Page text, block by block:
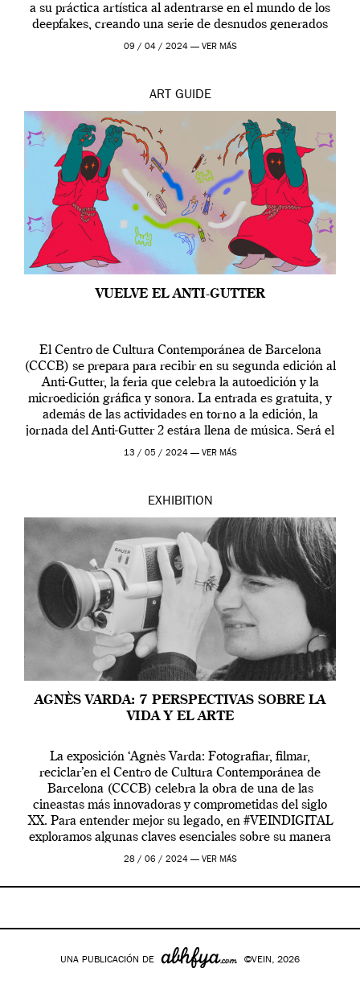
a su práctica artística al adentrarse en el mundo de los
deepfakes, creando una serie de desnudos generados
por […]
09 / 04 / 2024 — VER MÁS
ART GUIDE
VUELVE EL ANTI-GUTTER
El Centro de Cultura Contemporánea de Barcelona
(CCCB) se prepara para recibir en su segunda edición al
Anti-Gutter, la feria que celebra la autoedición y la
microedición gráfica y sonora. La entrada es gratuita, y
además de las actividades en torno a la edición, la
jornada del Anti-Gutter 2 estára llena de música. Será el
[…]
13 / 05 / 2024 — VER MÁS
EXHIBITION
AGNÈS VARDA: 7 PERSPECTIVAS SOBRE LA
VIDA Y EL ARTE
La exposición ‘Agnès Varda: Fotografiar, filmar,
reciclar’en el Centro de Cultura Contemporánea de
Barcelona (CCCB) celebra la obra de una de las
cineastas más innovadoras y comprometidas del siglo
XX. Para entender mejor su legado, en #VEINDIGITAL
exploramos algunas claves esenciales sobre su manera
de entender la vida, el cine y el arte contemporáneo.
28 / 06 / 2024 — VER MÁS
UNA PUBLICACIÓN DE ©VEIN, 2026